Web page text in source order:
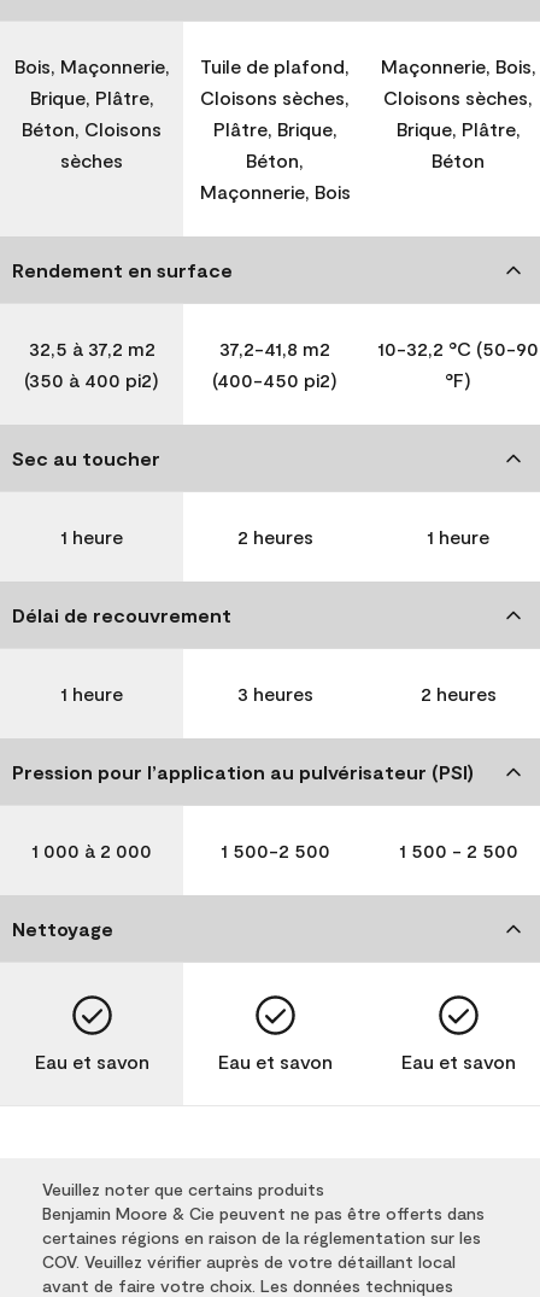
Bois, Maçonnerie,
Brique, Plâtre,
Béton, Cloisons
sèches
Tuile de plafond,
Cloisons sèches,
Plâtre, Brique,
Béton,
Maçonnerie, Bois
Maçonnerie, Bois,
Cloisons sèches,
Brique, Plâtre,
Béton
Rendement en surface
32,5 à 37,2 m2
(350 à 400 pi2)
37,2-41,8 m2
(400-450 pi2)
10-32,2 °C (50-90
°F)
Sec au toucher
1 heure 2 heures 1 heure
Délai de recouvrement
1 heure 3 heures 2 heures
Pression pour l’application au pulvérisateur (PSI)
1 000 à 2 000 1 500-2 500 1 500 - 2 500
Nettoyage
Eau et savon Eau et savon Eau et savon
Veuillez noter que certains produits
Benjamin Moore & Cie peuvent ne pas être offerts dans
certaines régions en raison de la réglementation sur les
COV. Veuillez vérifier auprès de votre détaillant local
avant de faire votre choix. Les données techniques